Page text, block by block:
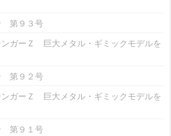
第９３号
ガーＺ 巨大メタル・ギミックモデルを
第９２号
ガーＺ 巨大メタル・ギミックモデルを
第９１号